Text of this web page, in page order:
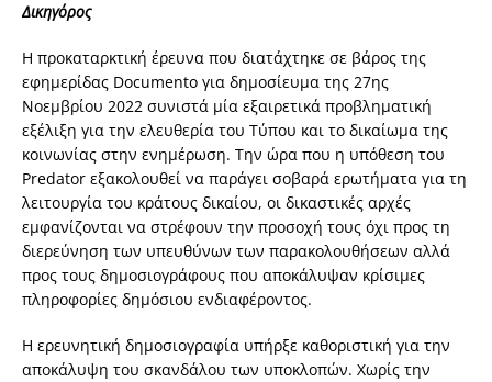
Δικηγόρος
Η προκαταρκτική έρευνα που διατάχτηκε σε βάρος της
εφημερίδας Documento για δημοσίευμα της 27ης
Νοεμβρίου 2022 συνιστά μία εξαιρετικά προβληματική
εξέλιξη για την ελευθερία του Τύπου και το δικαίωμα της
κοινωνίας στην ενημέρωση. Την ώρα που η υπόθεση του
Predator εξακολουθεί να παράγει σοβαρά ερωτήματα για τη
λειτουργία του κράτους δικαίου, οι δικαστικές αρχές
εμφανίζονται να στρέφουν την προσοχή τους όχι προς τη
διερεύνηση των υπευθύνων των παρακολουθήσεων αλλά
προς τους δημοσιογράφους που αποκάλυψαν κρίσιμες
πληροφορίες δημόσιου ενδιαφέροντος.
Η ερευνητική δημοσιογραφία υπήρξε καθοριστική για την
αποκάλυψη του σκανδάλου των υποκλοπών. Χωρίς την